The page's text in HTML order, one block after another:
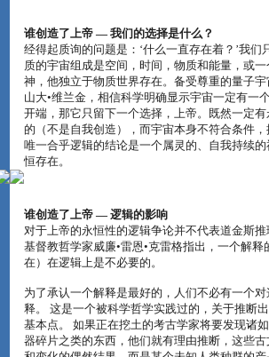
谁创造了上帝 ― 我们的选择是什么？
经得起质询的问题是：‘什么一直存在着？’我们
质的宇宙组成是空间，时间，物质和能量，或
神，他独立于物质世界存在。备受尊重的量子
山大•维兰金，相信科学明确显示宇宙一定有一
开端，那它只留下一个选择，上帝。既然一定
的（不是自我创造），而宇宙本身不符合条件
唯一合乎逻辑的结论是一个属灵的、自我持续
恒存在。
谁创造了上帝 ― 逻辑的影响
对于上帝的永恒性的逻辑争论并不代表道金斯
基督教哲学家威廉•雷恩•克雷格指出，一个解释
在）在逻辑上是不必要的。
为了承认一个解释是最好的，人们不必有一个
释。 这是一个被科学哲学实践过的，关于推断
基本点。 如果正在挖土的考古学家将要发现诸
器碎片之类的东西，他们就有理由推断，这些